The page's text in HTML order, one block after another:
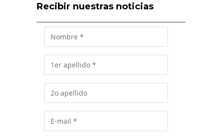
Recibir nuestras noticias